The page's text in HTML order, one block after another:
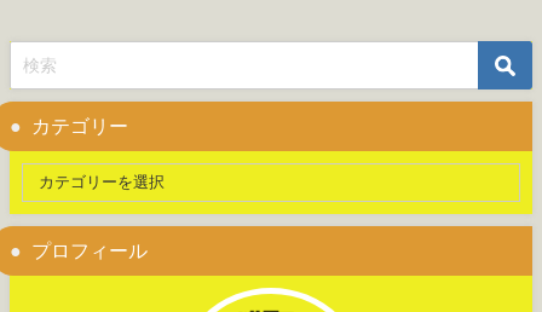
カテゴリー
プロフィール